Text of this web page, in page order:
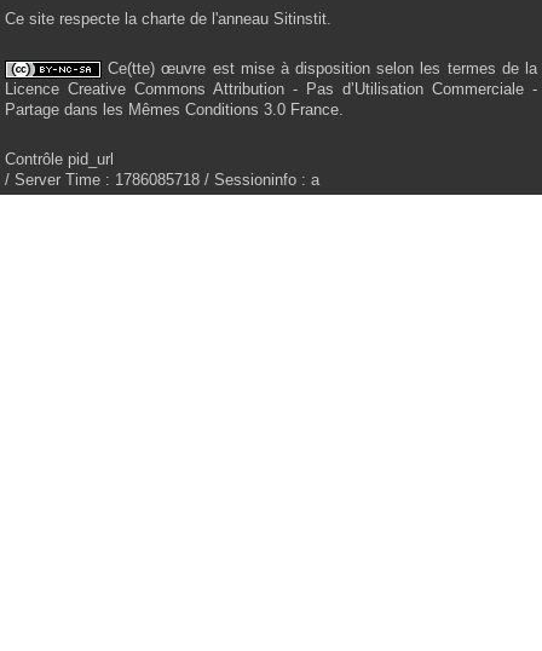
Ce site respecte la charte de l'anneau Sitinstit.
Ce(tte) œuvre est mise à disposition selon les termes de la
Licence Creative Commons Attribution - Pas d’Utilisation Commerciale -
Partage dans les Mêmes Conditions 3.0 France.
Contrôle pid_url
/ Server Time : 1786085718 / Sessioninfo : a